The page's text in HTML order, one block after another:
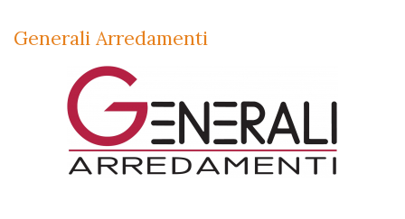
Generali Arredamenti